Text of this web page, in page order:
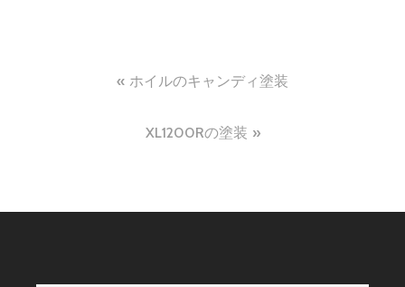
ゲ
ホイルのキャンディ塗装
XL1200Rの塗装